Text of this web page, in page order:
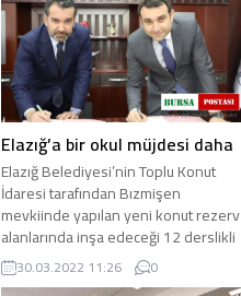
Elazığ’a bir okul müjdesi daha
Elazığ Belediyesi’nin Toplu Konut
İdaresi tarafından Bızmişen
mevkiinde yapılan yeni konut rezerv
alanlarında inşa edeceği 12 derslikli
okul için ...
30.03.2022 11:26 0